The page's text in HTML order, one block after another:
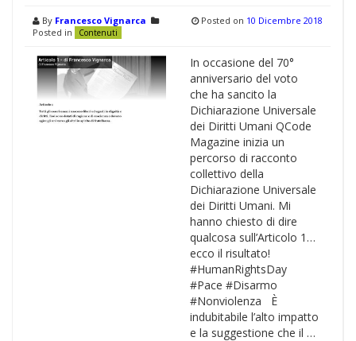
By Francesco Vignarca
Posted in
Contenuti
Posted on 10 Dicembre 2018
In occasione del 70°
anniversario del voto
che ha sancito la
Dichiarazione Universale
dei Diritti Umani QCode
Magazine inizia un
percorso di racconto
collettivo della
Dichiarazione Universale
dei Diritti Umani. Mi
hanno chiesto di dire
qualcosa sull’Articolo 1…
ecco il risultato!
#HumanRightsDay
#Pace #Disarmo
#Nonviolenza È
indubitabile l’alto impatto
e la suggestione che il …